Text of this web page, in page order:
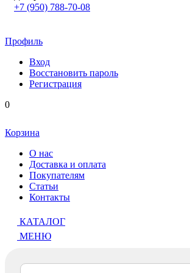
+7 (950) 788-70-08
Профиль
Вход
Восстановить пароль
Регистрация
0
Корзина
О нас
Доставка и оплата
Покупателям
Статьи
Контакты
КАТАЛОГ
МЕНЮ